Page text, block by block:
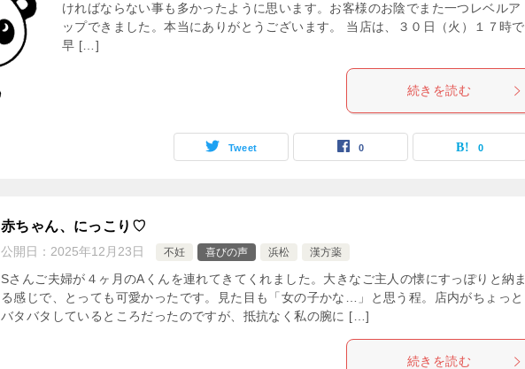
ければならない事も多かったように思います。お客様のお陰でまた一つレベルア
ップできました。本当にありがとうございます。 当店は、３０日（火）１７時で
早 […]
続きを読む
Tweet 0 0
赤ちゃん、にっこり♡
公開日： 2025年12月23日 不妊 喜びの声 浜松 漢方薬
Sさんご夫婦が４ヶ月のAくんを連れてきてくれました。大きなご主人の懐にすっぽりと納ま
る感じで、とっても可愛かったです。見た目も「女の子かな…」と思う程。店内がちょっと
バタバタしているところだったのですが、抵抗なく私の腕に […]
続きを読む